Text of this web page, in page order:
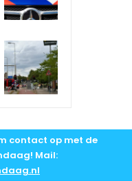
contact op met de
Mail: